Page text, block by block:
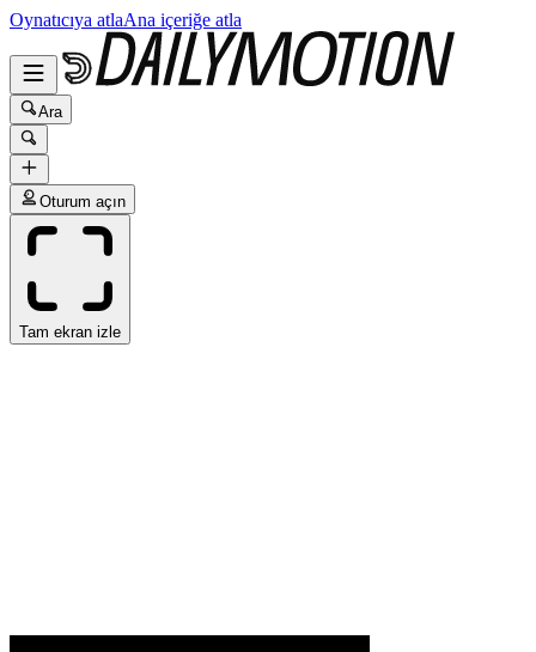
Oynatıcıya atlaAna içeriğe atla
Ara
Oturum açın
Tam ekran izle